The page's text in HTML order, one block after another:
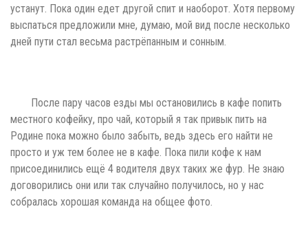
устанут. Пока один едет другой спит и наоборот. Хотя первому
выспаться предложили мне, думаю, мой вид после несколько
дней пути стал весьма растрёпанным и сонным.
После пару часов езды мы остановились в кафе попить
местного кофейку, про чай, который я так привык пить на
Родине пока можно было забыть, ведь здесь его найти не
просто и уж тем более не в кафе. Пока пили кофе к нам
присоединились ещё 4 водителя двух таких же фур. Не знаю
договорились они или так случайно получилось, но у нас
собралась хорошая команда на общее фото.